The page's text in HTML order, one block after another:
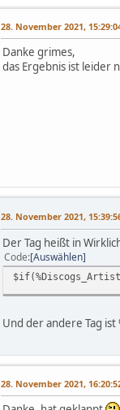
28. November 2021,
Danke grimes,
das Ergebnis ist leider
28. November 2021,
Der Tag heißt in
Code Auswählen
Und der andere Tag ist
28. November 2021,